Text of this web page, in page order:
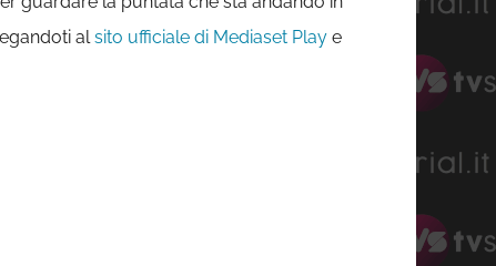
alsito ufficiale di Mediaset Play e